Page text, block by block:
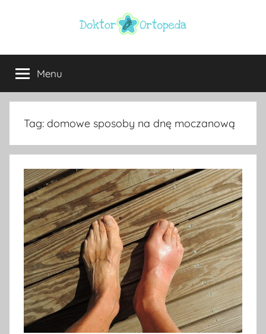
Doktor
ortopeda
Warszawa
usg
Warszawa,
ginekolog,
urolog,
Menu
Tag: domowe sposoby na dnę moczanową